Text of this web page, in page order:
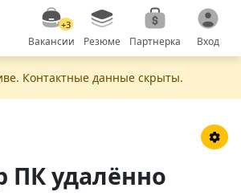
+3
Вакансии Резюме Партнерка Вход
Контактные данные скрыты.
ПК удалённо